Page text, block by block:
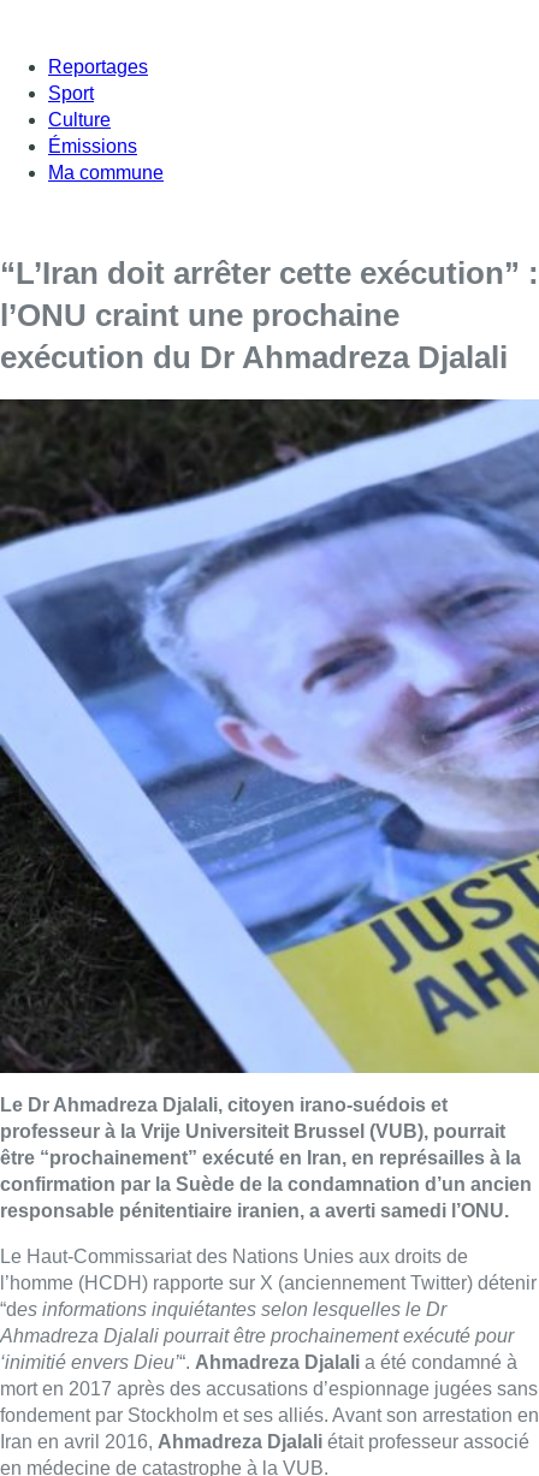
Reportages
Sport
Culture
Émissions
Ma commune
“L’Iran doit arrêter cette exécution” :
l’ONU craint une prochaine
exécution du Dr Ahmadreza Djalali
Le Dr Ahmadreza Djalali, citoyen irano-suédois et
professeur à la Vrije Universiteit Brussel (VUB), pourrait
être “prochainement” exécuté en Iran, en représailles à la
confirmation par la Suède de la condamnation d’un ancien
responsable pénitentiaire iranien, a averti samedi l’ONU.
Le Haut-Commissariat des Nations Unies aux droits de
l’homme (HCDH) rapporte sur X (anciennement Twitter) détenir
“des informations inquiétantes selon lesquelles le Dr
Ahmadreza Djalali pourrait être prochainement exécuté pour
‘inimitié envers Dieu’“. Ahmadreza Djalali a été condamné à
mort en 2017 après des accusations d’espionnage jugées sans
fondement par Stockholm et ses alliés. Avant son arrestation en
Iran en avril 2016, Ahmadreza Djalali était professeur associé
en médecine de catastrophe à la VUB.